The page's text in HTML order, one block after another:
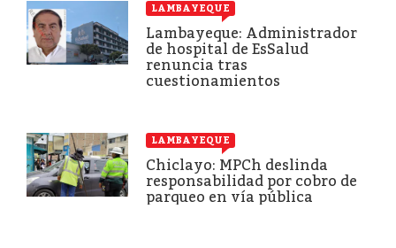
LAMBAYEQUE
Lambayeque: Administrador
de hospital de EsSalud
renuncia tras
cuestionamientos
LAMBAYEQUE
Chiclayo: MPCh deslinda
responsabilidad por cobro de
parqueo en vía pública